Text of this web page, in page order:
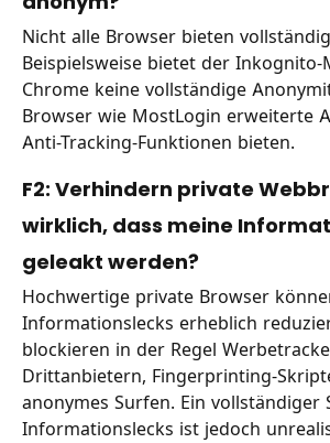
Nicht alle Browser bieten
Beispielsweise bietet der Inkognito-
Chrome keine vollständige
Browser wie MostLogin erweiterte
Anti-Tracking-Funktionen bieten.
F2: Verhindern private
wirklich, dass meine
geleakt werden?
Hochwertige private Browser
Informationslecks erheblich
blockieren in der Regel
Drittanbietern, Fingerprinting-
anonymes Surfen. Ein vollständiger
Informationslecks ist jedoch